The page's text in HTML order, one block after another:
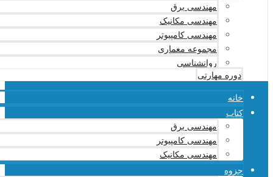
مهندسی برق
مهندسی مکانیک
مهندسی کامپیوتر
مجموعه معماری
روانشناسی
دوره مهارتی
خانه
کتاب
مهندسی برق
مهندسی کامپیوتر
مهندسی مکانیک
جزوه